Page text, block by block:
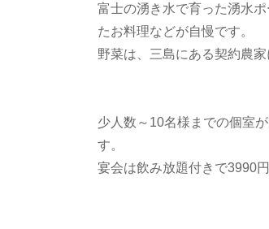
富士の湧き水で育った湧水
たお料理などが自慢です。
野菜は、三島にある契約農
少人数～10名様までの個室
す。
宴会は飲み放題付きで3990円